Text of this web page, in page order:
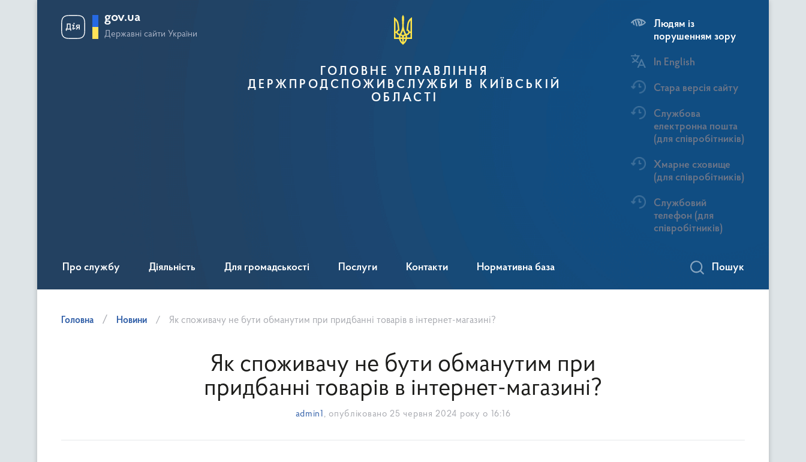
gov.ua
Державні сайти України
ГОЛОВНЕ УПРАВЛІННЯ
ДЕРЖПРОДСПОЖИВСЛУЖБИ В КИЇВСЬКІЙ
ОБЛАСТІ
Людям із
порушенням зору
In English
Стара версія сайту
Службова
електронна пошта
(для співробітників)
Хмарне сховище
(для співробітників)
Службовий
телефон (для
співробітників)
Про службу Діяльність Для громадськості Послуги Контакти Нормативна база Пошук
Головна Новини Як споживачу не бути обманутим при придбанні товарів в інтернет-магазині?
Як споживачу не бути обманутим при
придбанні товарів в інтернет-магазині?
admin1 , опубліковано 25 червня 2024 року о 16:16